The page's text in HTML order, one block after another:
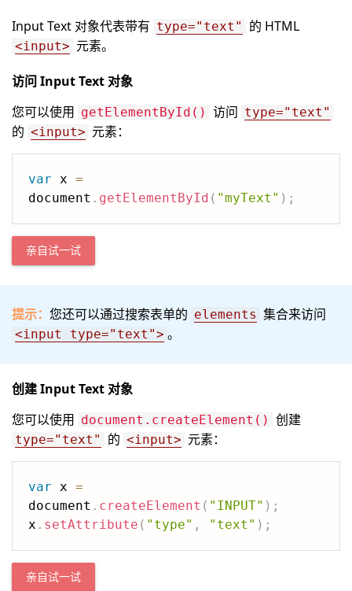
Input Text 对象代表带有 type="text" 的 HTML
<input> 元素。
访问 Input Text 对象
您可以使用 getElementById() 访问 type="text"
的 <input> 元素：
var x =
document . getElementById ( "myText" ) ;
亲自试一试
提示： 您还可以通过搜索表单的 elements 集合来访问
<input type="text"> 。
创建 Input Text 对象
您可以使用 document.createElement() 创建
type="text" 的 <input> 元素：
var x =
document . createElement ( "INPUT" ) ;
x . setAttribute ( "type" , "text" ) ;
亲自试一试